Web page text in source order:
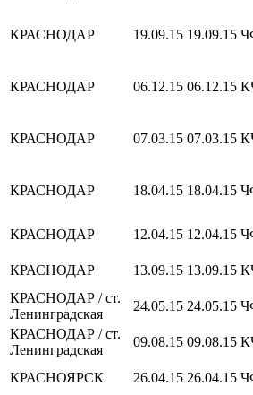
КРАСНОДАР 19.09.15 19.09.15
КРАСНОДАР 06.12.15 06.12.15
КРАСНОДАР 07.03.15 07.03.15
КРАСНОДАР 18.04.15 18.04.15
КРАСНОДАР 12.04.15 12.04.15
КРАСНОДАР 13.09.15 13.09.15
КРАСНОДАР / ст.
Ленинградская
24.05.15 24.05.15
КРАСНОДАР / ст.
Ленинградская
09.08.15 09.08.15
КРАСНОЯРСК 26.04.15 26.04.15